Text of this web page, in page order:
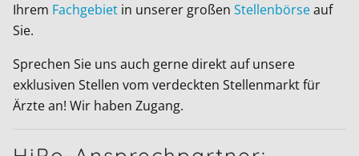
Ihrem Fachgebiet in unserer großen Stellenbörseauf
Sie.
Sprechen Sie uns auch gerne direkt auf unsere
exklusiven Stellen vom verdeckten Stellenmarkt für
Ärzte an! Wir haben Zugang.